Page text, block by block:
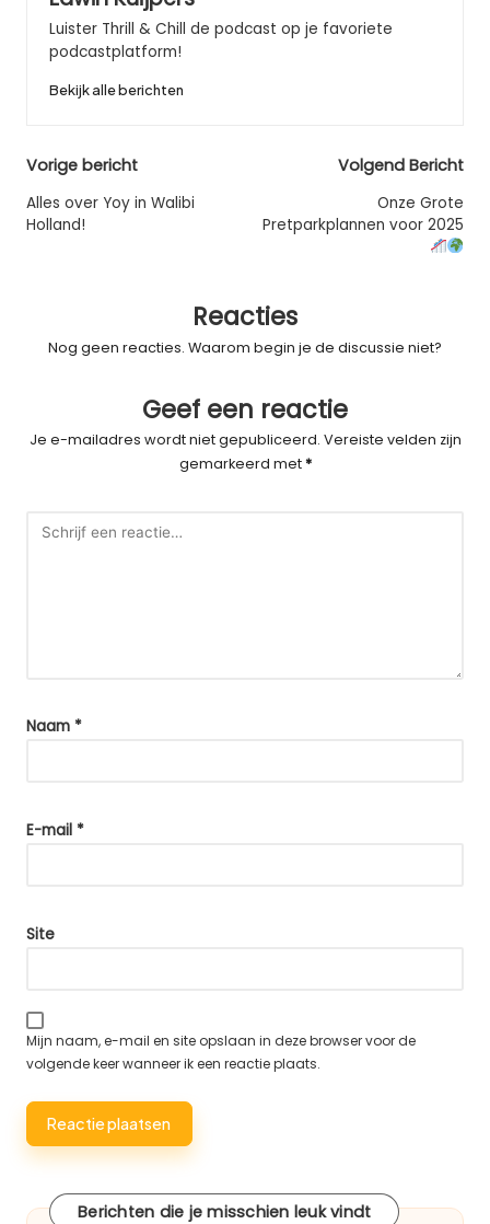
Luister Thrill & Chill de podcast op je favoriete
podcastplatform!
Bekijk alle berichten
Bericht
navigatie
Vorige bericht
Alles over Yoy in Walibi
Holland!
Volgend Bericht
Onze Grote
Pretparkplannen voor 2025
Reacties
Nog geen reacties. Waarom begin je de discussie niet?
Geef een reactie
Je e-mailadres wordt niet gepubliceerd. Vereiste velden zijn
gemarkeerd met*
Naam *
E-mail *
Site
Mijn naam, e-mail en site opslaan in deze browser voor de
volgende keer wanneer ik een reactie plaats.
Berichten die je misschien leuk vindt